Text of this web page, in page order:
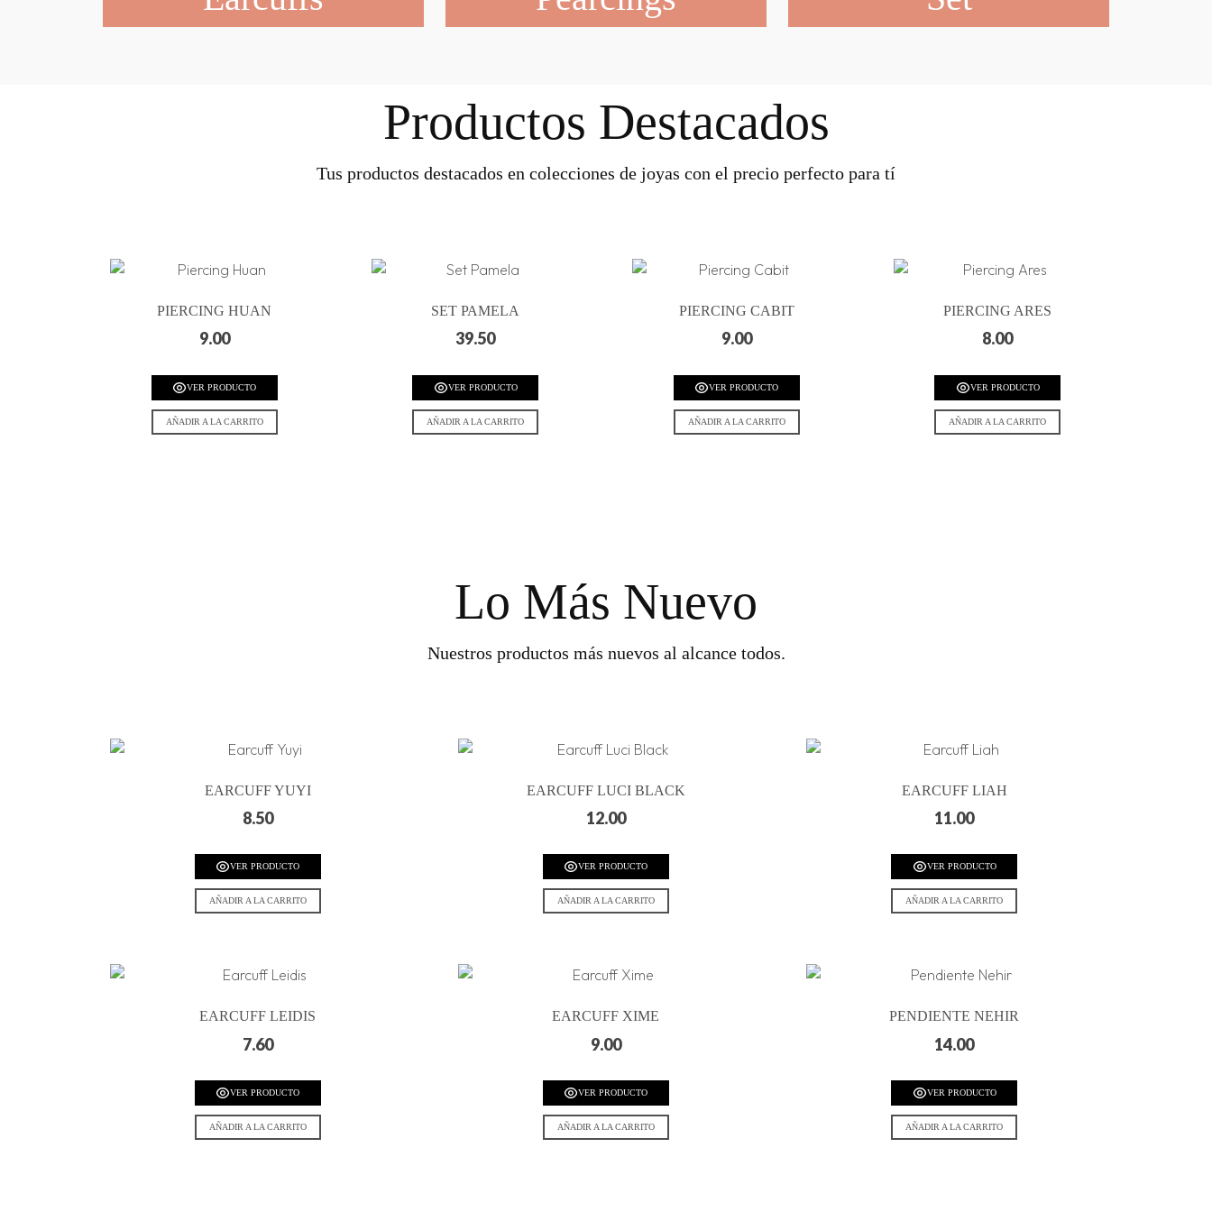
Productos Destacados
Tus productos destacados en colecciones de joyas con el precio perfecto para tí
PIERCING HUAN
9.00
VER PRODUCTO
AÑADIR A LA CARRITO
SET PAMELA
39.50
VER PRODUCTO
AÑADIR A LA CARRITO
PIERCING CABIT
9.00
VER PRODUCTO
AÑADIR A LA CARRITO
PIERCING ARES
8.00
VER PRODUCTO
AÑADIR A LA CARRITO
Lo Más Nuevo
Nuestros productos más nuevos al alcance todos.
EARCUFF YUYI
8.50
VER PRODUCTO
AÑADIR A LA CARRITO
EARCUFF LUCI BLACK
12.00
VER PRODUCTO
AÑADIR A LA CARRITO
EARCUFF LIAH
11.00
VER PRODUCTO
AÑADIR A LA CARRITO
EARCUFF LEIDIS
7.60
VER PRODUCTO
AÑADIR A LA CARRITO
EARCUFF XIME
9.00
VER PRODUCTO
AÑADIR A LA CARRITO
PENDIENTE NEHIR
14.00
VER PRODUCTO
AÑADIR A LA CARRITO